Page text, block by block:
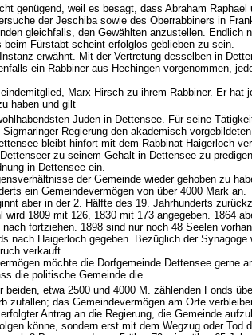
genügend, weil es besagt, dass Abraham
der Jeschiba sowie des Oberrabbiners in
gleichfalls, den Gewählten anzustellen.
beim Fürstabt scheint erfolglos geblieben zu sein.
erwähnt. Mit der Vertretung desselben in
ein Rabbiner aus Hechingen vorgenommen,
Marx Hirsch zu ihrem Rabbiner. Er
haben und gilt
Juden in Dettensee. Für seine
Regierung den akademisch vorgebildeten
bleibt hinfort mit dem Rabbinat Haigerloch
zu seinem Gehalt in Dettensee zu
in Dettensee ein.
der Gemeinde wieder gehoben zu
ein Gemeindevermögen von über 4000 Mark an.
aber in der 2. Hälfte des 19. Jahrhunderts
wird 1809 mit 126, 1830 mit 173 angegeben. 1864
fortziehen. 1898 sind nur noch 48 Seelen
nach Haigerloch gegeben. Bezüglich der
verkauft.
möchte die Dorfgemeinde Dettensee
die politische Gemeinde die
beiden, etwa 2500 und 4000 M. zählenden Fonds
zufallen; das Gemeindevermögen am Orte
Antrag an die Regierung, die Gemeinde
könne, sondern erst mit dem Wegzug oder Tod